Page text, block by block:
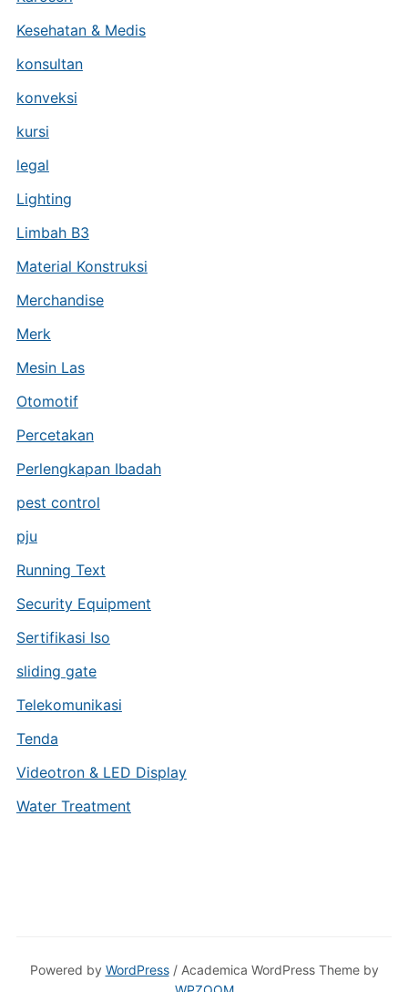
Kesehatan & Medis
konsultan
konveksi
kursi
legal
Lighting
Limbah B3
Material Konstruksi
Merchandise
Merk
Mesin Las
Otomotif
Percetakan
Perlengkapan Ibadah
pest control
pju
Running Text
Security Equipment
Sertifikasi Iso
sliding gate
Telekomunikasi
Tenda
Videotron & LED Display
Water Treatment
Powered by WordPress/ Academica WordPress Theme by